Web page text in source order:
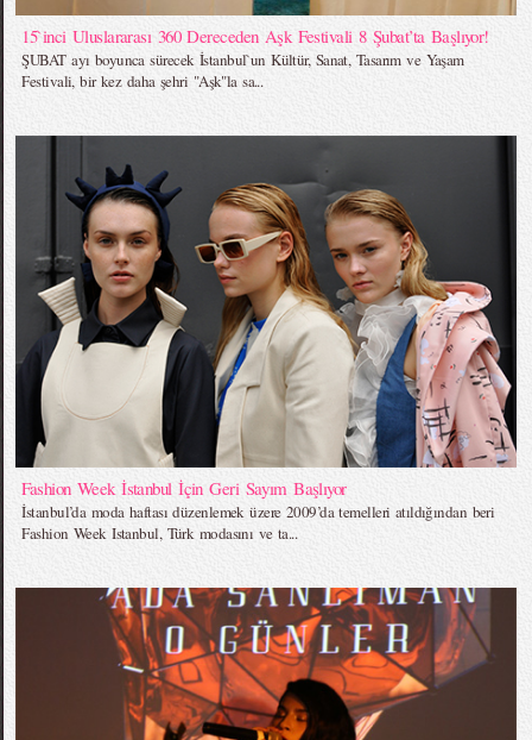
15`inci Uluslararası 360 Dereceden Aşk Festivali 8 Şubat’ta Başlıyor!
ŞUBAT ayı boyunca sürecek İstanbul`un Kültür, Sanat, Tasarım ve Yaşam
Festivali, bir kez daha şehri "Aşk"la sa...
Fashion Week İstanbul İçin Geri Sayım Başlıyor
İstanbul’da moda haftası düzenlemek üzere 2009’da temelleri atıldığından beri
Fashion Week Istanbul, Türk modasını ve ta...